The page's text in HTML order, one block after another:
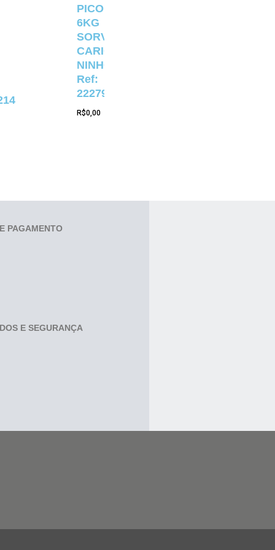
PICOLÉ
6KG
SORVETERIA
CARIOCA
NINHO
Ref:
22279
R$0,00
PAGAMENTO
E SEGURANÇA